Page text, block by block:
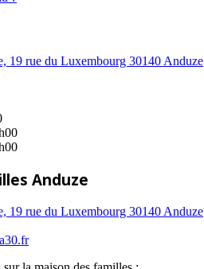
19 rue du Luxembourg 30140 Anduze
Anduze
19 rue du Luxembourg 30140 Anduze